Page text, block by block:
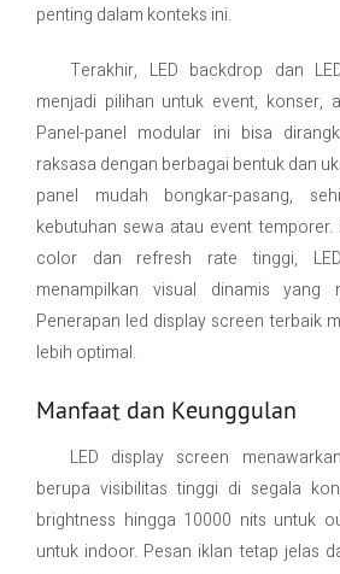
penting dalam konteks ini.
Terakhir, LED backdrop dan
menjadi pilihan untuk event, konser,
Panel-panel modular ini bisa
raksasa dengan berbagai bentuk dan
panel mudah bongkar-pasang,
kebutuhan sewa atau event
color dan refresh rate tinggi,
menampilkan visual dinamis yang
Penerapan led display screen terbaik
lebih optimal.
Manfaat dan Keunggulan
LED display screen
berupa visibilitas tinggi di segala
brightness hingga 10000 nits untuk
untuk indoor. Pesan iklan tetap jelas